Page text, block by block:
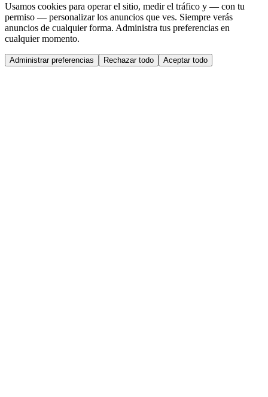
Usamos cookies para operar el sitio, medir el tráfico y — con tu
permiso — personalizar los anuncios que ves. Siempre verás
anuncios de cualquier forma. Administra tus preferencias en
cualquier momento.
Administrar preferencias Rechazar todo Aceptar todo